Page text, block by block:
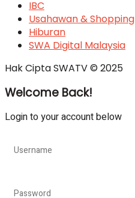
IBC
Usahawan & Shopping
Hiburan
SWA Digital Malaysia
Hak Cipta SWATV © 2025
Welcome Back!
Login to your account below